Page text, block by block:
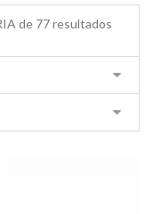
de 77 resultados